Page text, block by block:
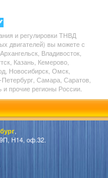
и регулировки ТНВД
двигателей) вы можете с
Владивосток,
Казань, Кемерово,
Новосибирск, Омск,
Самара, Саратов,
прочие регионы России.
,
Н14, оф.32.